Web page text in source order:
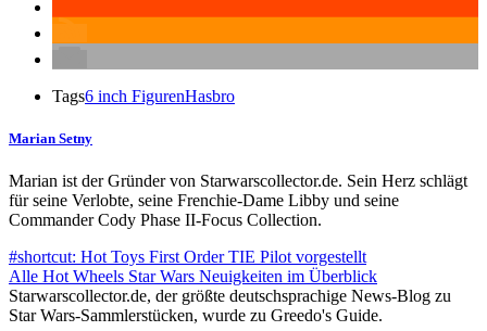
Tags6 inch FigurenHasbro
Marian Setny
Marian ist der Gründer von Starwarscollector.de. Sein Herz schlägt
für seine Verlobte, seine Frenchie-Dame Libby und seine
Commander Cody Phase II-Focus Collection.
#shortcut: Hot Toys First Order TIE Pilot vorgestellt
Alle Hot Wheels Star Wars Neuigkeiten im Überblick
Starwarscollector.de, der größte deutschsprachige News-Blog zu
Star Wars-Sammlerstücken, wurde zu Greedo's Guide.